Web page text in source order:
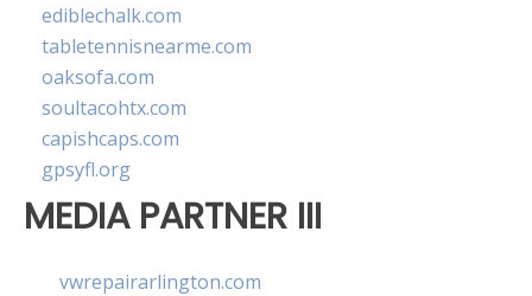
ediblechalk.com
tabletennisnearme.com
oaksofa.com
soultacohtx.com
capishcaps.com
gpsyfl.org
MEDIA PARTNER III
vwrepairarlington.com